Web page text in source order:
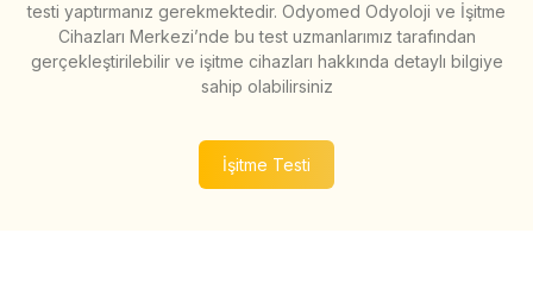
testi yaptırmanız gerekmektedir. Odyomed Odyoloji ve İşitme
Cihazları Merkezi’nde bu test uzmanlarımız tarafından
gerçekleştirilebilir ve işitme cihazları hakkında detaylı bilgiye
sahip olabilirsiniz
İşitme Testi